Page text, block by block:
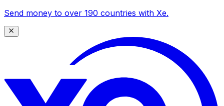
Send money to over 190 countries with Xe.